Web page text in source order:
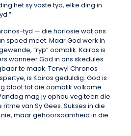
het sy vaste tyd, elke ding in
tyd — die horlosie wat ons
spoed meet. Maar God werk in
“ryp” oomblik. Kairos is
wanneer God in ons skedules
te maak. Terwyl Chronos
is Kairos geduldig. God is
bloot tot die oomblik volkome
mag jy ophou veg teen die
van Sy Gees. Sukses in die
maar gehoorsaamheid in die